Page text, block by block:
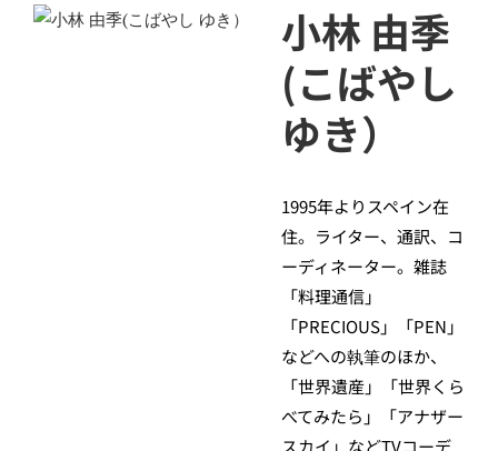
小林 由季
(こばやし
ゆき）
1995年よりスペイン在
住。ライター、通訳、コ
ーディネーター。雑誌
「料理通信」
「PRECIOUS」「PEN」
などへの執筆のほか、
「世界遺産」「世界くら
べてみたら」「アナザー
スカイ」などTVコーデ